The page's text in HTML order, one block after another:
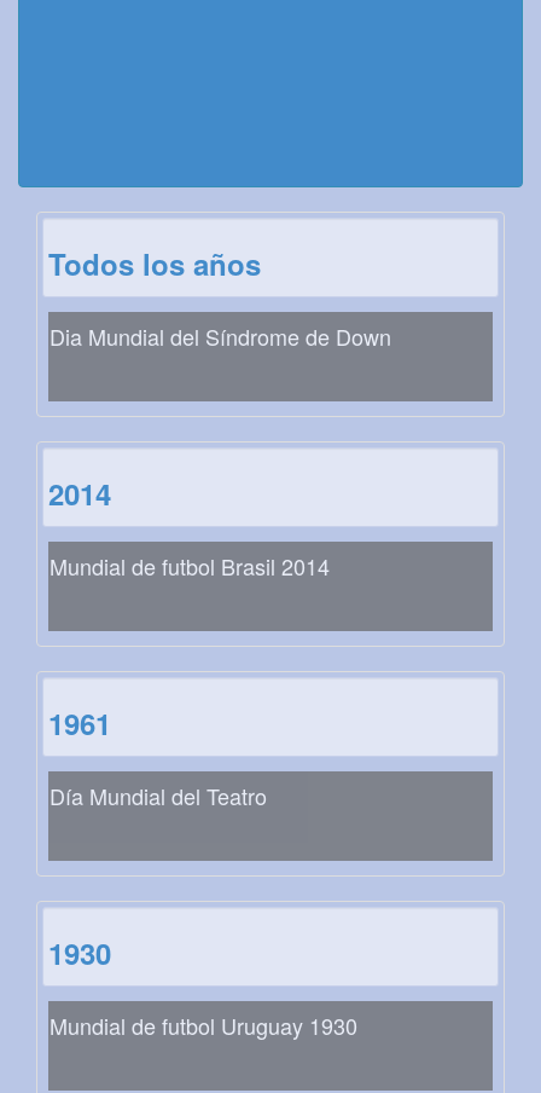
Todos los años
Dia Mundial del Síndrome de Down
2014
Mundial de futbol Brasil 2014
1961
Día Mundial del Teatro
1930
Mundial de futbol Uruguay 1930